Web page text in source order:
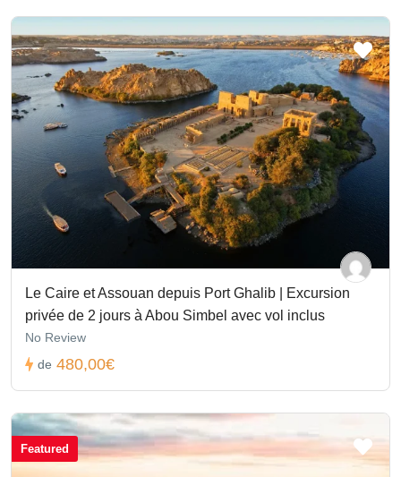
Le Caire et Assouan depuis Port Ghalib | Excursion
privée de 2 jours à Abou Simbel avec vol inclus
No Review
de 480,00€
Featured